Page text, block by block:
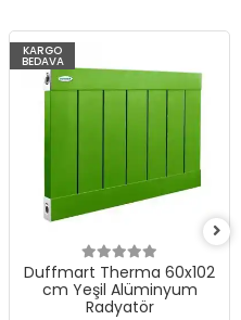
KARGO
BEDAVA
Duffmart Therma 60x102
cm Yeşil Alüminyum
Radyatör